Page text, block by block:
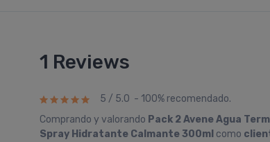
1 Reviews
5 / 5.0 - 100% recomendado.
Comprando y valorando Pack 2 Avene Agua
Spray Hidratante Calmante 300ml como